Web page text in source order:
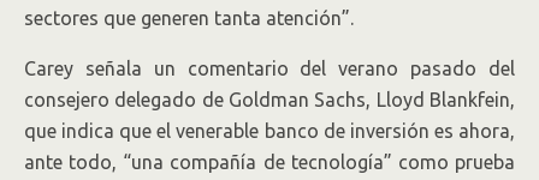
sectores que generen tanta atención”.
Carey señala un comentario del verano pasado del
consejero delegado de Goldman Sachs, Lloyd Blankfein,
que indica que el venerable banco de inversión es ahora,
ante todo, “una compañía de tecnología” como prueba